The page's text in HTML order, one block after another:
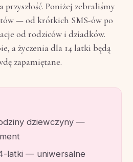
Poniżej zebraliśmy
— od krótkich SMS-ów po
od rodziców i dziadków.
a życzenia dla 14 latki będą
zapamiętane.
dziewczyny —
latki — uniwersalne